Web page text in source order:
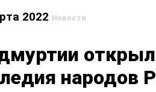
2022 Новости
народов